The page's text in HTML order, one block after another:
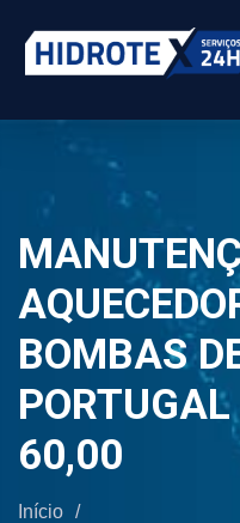
BOMBAS
60,00
Início /